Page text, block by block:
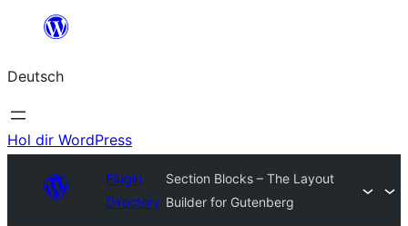
springen
Deutsch
Hol dir WordPress
Plugin
Directory
Section Blocks – The Layout
Builder for Gutenberg